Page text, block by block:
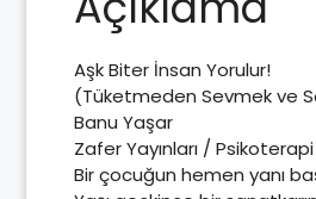
Aşk Biter İnsan Yorulur!
(Tüketmeden Sevmek ve
Banu Yaşar
Zafer Yayınları /
Bir çocuğun hemen yanı